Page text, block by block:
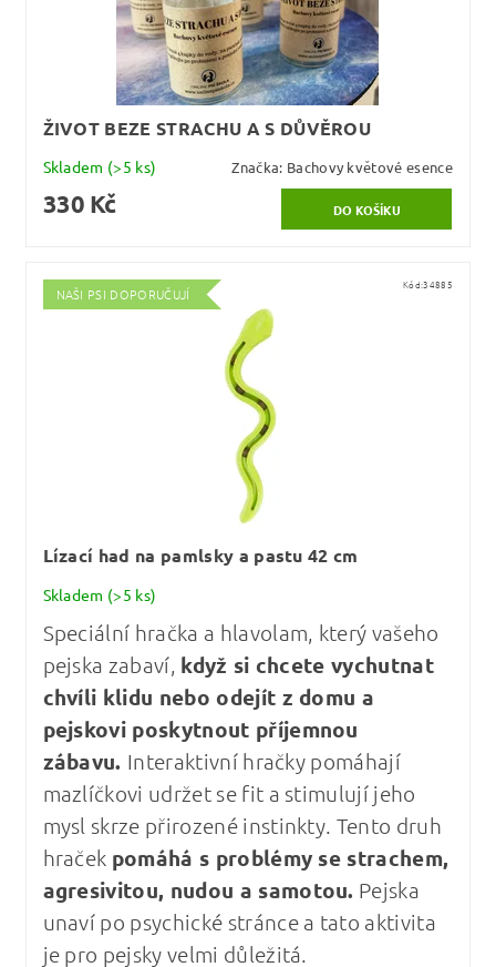
ŽIVOT BEZE STRACHU A S DŮVĚROU
Skladem (>5 ks) Značka: Bachovy květové esence
330 Kč
NAŠI PSI DOPORUČUJÍ
Kód:34885
Lízací had na pamlsky a pastu 42 cm
Skladem (>5 ks)
Speciální hračka a hlavolam, který vašeho
pejska zabaví, když si chcete vychutnat
chvíli klidu nebo odejít z domu a
pejskovi poskytnout příjemnou
zábavu. Interaktivní hračky pomáhají
mazlíčkovi udržet se fit a stimulují jeho
mysl skrze přirozené instinkty. Tento druh
hraček pomáhá s problémy se strachem,
agresivitou, nudou a samotou. Pejska
unaví po psychické stránce a tato aktivita
je pro pejsky velmi důležitá.